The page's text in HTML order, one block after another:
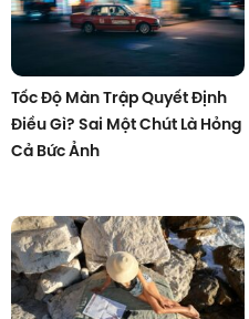
Tốc Độ Màn Trập Quyết Định
Điều Gì? Sai Một Chút Là Hỏng
Cả Bức Ảnh